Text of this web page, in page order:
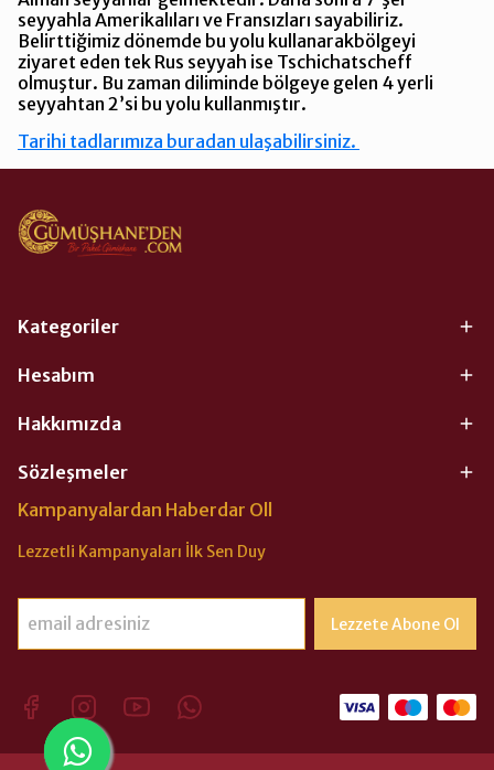
seyyahla Amerikalıları ve Fransızları sayabiliriz.
Belirttiğimiz dönemde bu yolu kullanarakbölgeyi
ziyaret eden tek Rus seyyah ise Tschichatscheff
olmuştur. Bu zaman diliminde bölgeye gelen 4 yerli
seyyahtan 2’si bu yolu kullanmıştır.
Tarihi tadlarımıza buradan ulaşabilirsiniz.
Kategoriler
Hesabım
Hakkımızda
Sözleşmeler
Kampanyalardan Haberdar Oll
Lezzetli Kampanyaları İlk Sen Duy
Lezzete Abone Ol